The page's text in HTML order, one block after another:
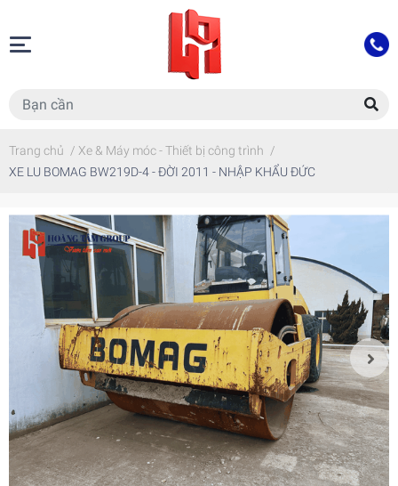
Trang chủ / Xe & Máy móc - Thiết bị công trình /
XE LU BOMAG BW219D-4 - ĐỜI 2011 - NHẬP KHẨU ĐỨC